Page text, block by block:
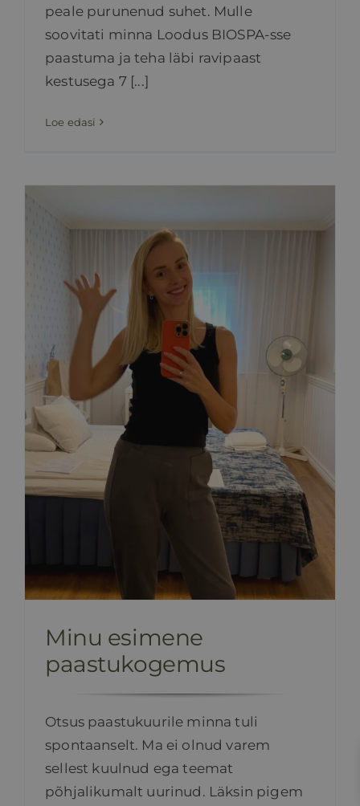
peale purunenud suhet. Mulle
soovitati minna Loodus BIOSPA-sse
paastuma ja teha läbi ravipaast
kestusega 7 [...]
Loe edasi
Minu esimene
paastukogemus
Otsus paastukuurile minna tuli
spontaanselt. Ma ei olnud varem
sellest kuulnud ega teemat
põhjalikumalt uurinud. Läksin pigem